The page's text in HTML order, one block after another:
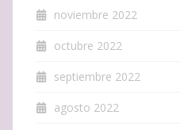
noviembre 2022
octubre 2022
septiembre 2022
agosto 2022